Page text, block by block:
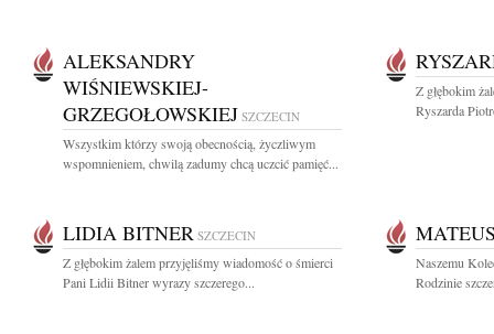
ALEKSANDRY
WIŚNIEWSKIEJ-
GRZEGOŁOWSKIEJ SZCZECIN
Wszystkim którzy swoją obecnością, życzliwym
wspomnieniem, chwilą zadumy chcą uczcić pamięć...
Z głębokim
Ryszarda
LIDIA BITNER SZCZECIN
Z głębokim żalem przyjęliśmy wiadomość o śmierci
Pani Lidii Bitner wyrazy szczerego...
Naszemu
Rodzinie